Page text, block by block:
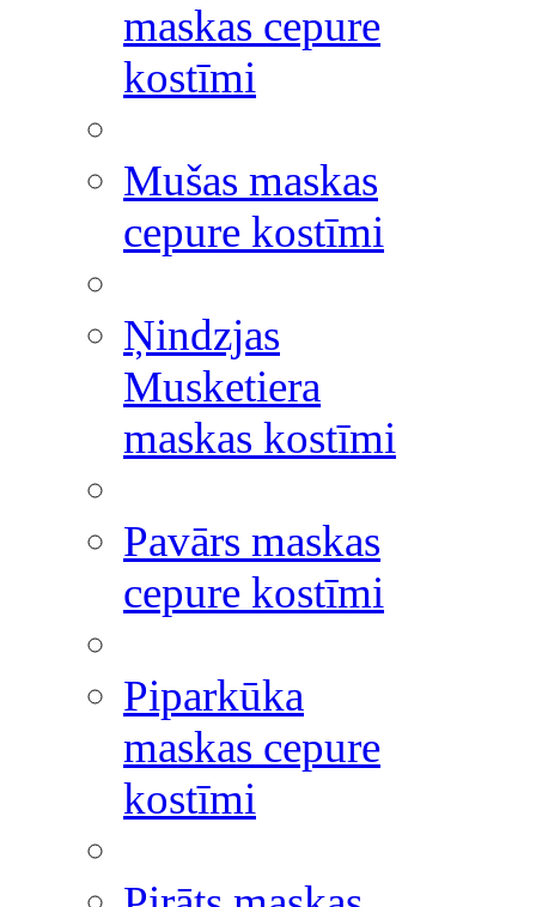
maskas cepure
kostīmi
Mušas maskas
cepure kostīmi
Ņindzjas
Musketiera
maskas kostīmi
Pavārs maskas
cepure kostīmi
Piparkūka
maskas cepure
kostīmi